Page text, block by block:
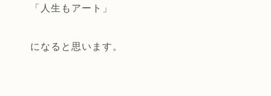
「人生もアート」
になると思います。